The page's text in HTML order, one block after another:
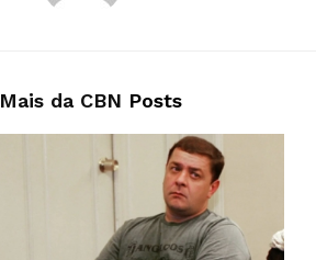
Mais da CBN Posts